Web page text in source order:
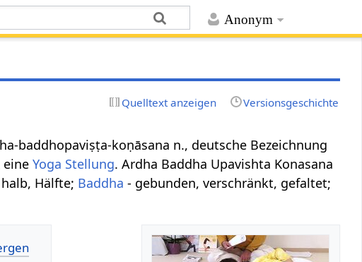
Anonym
Quelltext anzeigen Versionsgeschichte
ardha-baddhopaviṣṭa-koṇāsana n., deutsche Bezeichnung
eineYoga Stellung. Ardha Baddha Upavishta Konasana
Hälfte; Baddha - gebunden, verschränkt, gefaltet;